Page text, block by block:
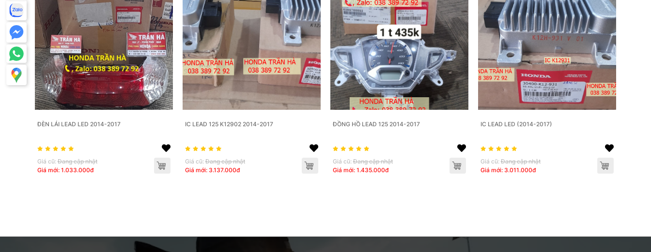
ĐÈN LÁI LEAD LED 2014-2017
Giá cũ: Đang cập nhật
Giá mới: 1.033.000đ
IC LEAD 125 K12902 2014-2017
Giá cũ: Đang cập nhật
Giá mới: 3.137.000đ
ĐỒNG HỒ LEAD 125 2014-2017
Giá cũ: Đang cập nhật
Giá mới: 1.435.000đ
IC LEAD LED (2014-2017)
Giá cũ: Đang cập nhật
Giá mới: 3.011.000đ